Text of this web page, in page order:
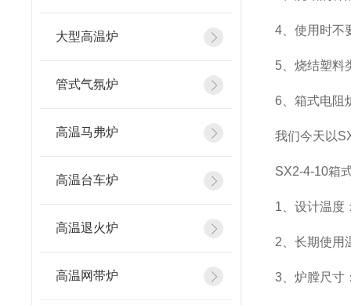
大型高温炉
管式气氛炉
高温马弗炉
高温台车炉
高温退火炉
高温网带炉
4、使用时不
5、烧结塑料
6、箱式电阻
我们今天以
SX2-4-10箱
1、设计温
2、长期使
3、炉膛尺寸